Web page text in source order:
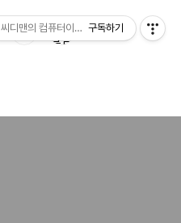
씨디맨의 컴퓨터이야기구독하기